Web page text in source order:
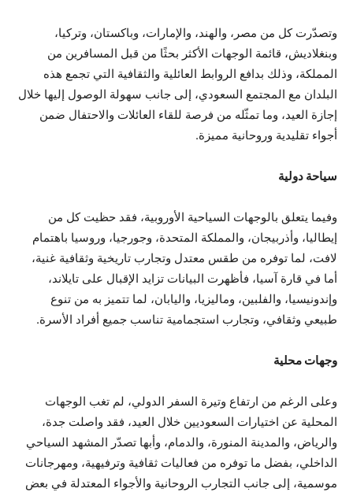
وتصدّرت كل من مصر، والهند، والإمارات، وباكستان، وتركيا،
وبنغلاديش، قائمة الوجهات الأكثر بحثًا من قبل المسافرين من
المملكة، وذلك بدافع الروابط العائلية والثقافية التي تجمع هذه
البلدان مع المجتمع السعودي، إلى جانب سهولة الوصول إليها خلال
إجازة العيد، وما تمثّله من فرصة للقاء العائلات والاحتفال ضمن
أجواء تقليدية وروحانية مميزة.
سياحة دولية
وفيما يتعلق بالوجهات السياحية الأوروبية، فقد حظيت كل من
إيطاليا، وأذربيجان، والمملكة المتحدة، وجورجيا، وروسيا باهتمام
لافت، لما توفره من طقس معتدل وتجارب تاريخية وثقافية غنية،
أما في قارة آسيا، فأظهرت البيانات تزايد الإقبال على تايلاند،
وإندونيسيا، والفلبين، وماليزيا، واليابان، لما تتميز به من تنوع
طبيعي وثقافي، وتجارب استجمامية تناسب جميع أفراد الأسرة.
وجهات محلية
وعلى الرغم من ارتفاع وتيرة السفر الدولي، لم تغب الوجهات
المحلية عن اختيارات السعوديين خلال العيد، فقد واصلت جدة،
والرياض، والمدينة المنورة، والدمام، وأبها تصدّر المشهد السياحي
الداخلي، بفضل ما توفره من فعاليات ثقافية وترفيهية، ومهرجانات
موسمية، إلى جانب التجارب الروحانية والأجواء المعتدلة في بعض